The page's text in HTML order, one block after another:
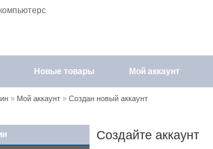
Новые товары Мой аккаунт
» Мой аккаунт» Создан новый аккаунт
Создайте аккаунт